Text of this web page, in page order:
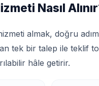
Nasıl
almak, doğru
tek bir talep ile teklif
hâle getirir.